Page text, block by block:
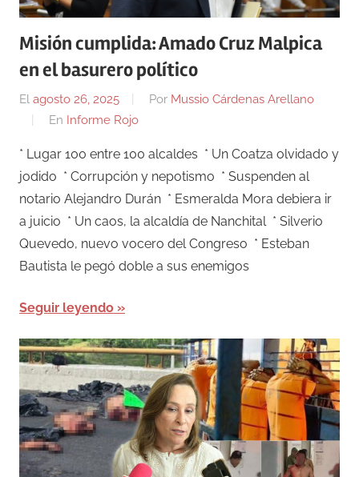
Misión cumplida: Amado Cruz Malpica
en el basurero político
El agosto 26, 2025 Por Mussio Cárdenas Arellano
En Informe Rojo
* Lugar 100 entre 100 alcaldes * Un Coatza olvidado y
jodido * Corrupción y nepotismo * Suspenden al
notario Alejandro Durán * Esmeralda Mora debiera ir
a juicio * Un caos, la alcaldía de Nanchital * Silverio
Quevedo, nuevo vocero del Congreso * Esteban
Bautista le pegó doble a sus enemigos
Seguir leyendo